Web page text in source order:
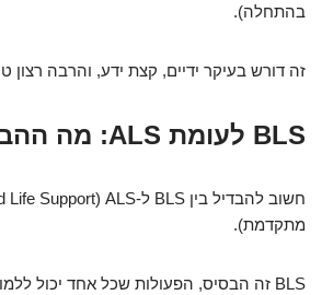
בהתחלה).
זה דורש בעיקר ידיים, קצת ידע, והרבה רצון
BLS לעומת ALS: מה ההבדל הגדול?
מתקדמת).
BLS זה הבסיס, הפעולות שכל אחד יכול ללמוד ולבצע.